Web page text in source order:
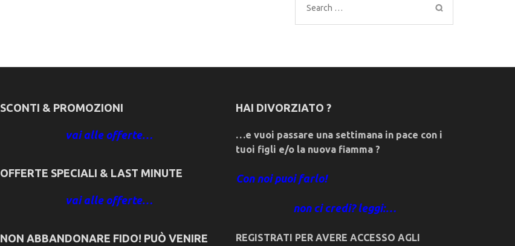
Search
for:
SCONTI & PROMOZIONI
vai alle offerte…
OFFERTE SPECIALI & LAST MINUTE
vai alle offerte…
NON ABBANDONARE FIDO! PUÒ VENIRE
HAI DIVORZIATO ?
…e vuoi passare una settimana in pace con i
tuoi figli e/o la nuova fiamma ?
Con noi puoi farlo!
non ci credi? leggi:…
REGISTRATI PER AVERE ACCESSO AGLI